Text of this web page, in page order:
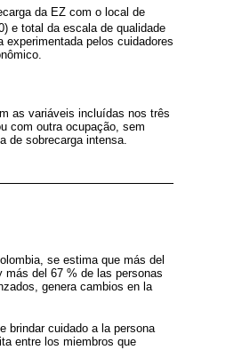
da EZ com o local de
e total da escala de qualidade
pelos cuidadores
as variáveis incluídas nos três
com outra ocupação, sem
de sobrecarga intensa.
se estima que más del
del 67 % de las personas
genera cambios en la
brindar cuidado a la persona
entre los miembros que